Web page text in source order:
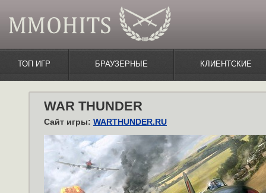
ТОП ИГР БРАУЗЕРНЫЕ КЛИЕНТСКИЕ
WAR THUNDER
Сайт игры: WARTHUNDER.RU